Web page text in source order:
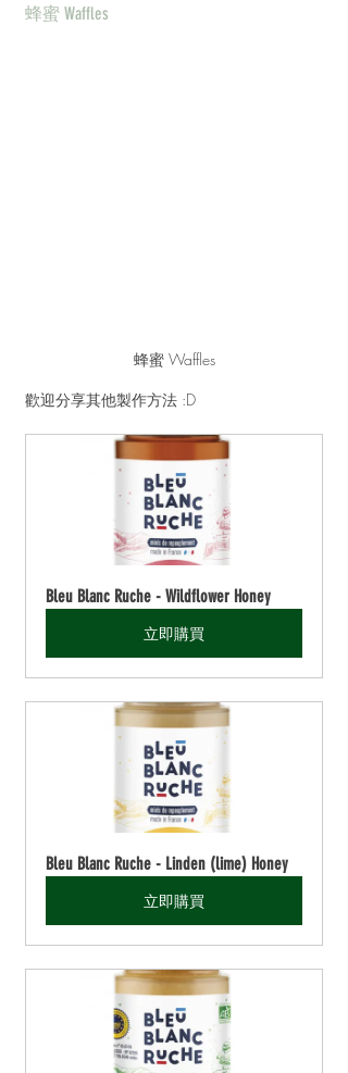
蜂蜜 Waffles
蜂蜜 Waffles
歡迎分享其他製作方法 :D
Bleu Blanc Ruche - Wildflower Honey
立即購買
Bleu Blanc Ruche - Linden (lime) Honey
立即購買